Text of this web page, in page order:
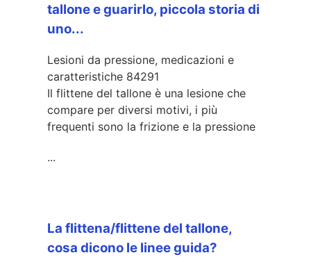
tallone e guarirlo, piccola storia di
uno...
Lesioni da pressione, medicazioni e
caratteristiche 84291
Il flittene del tallone è una lesione che
compare per diversi motivi, i più
frequenti sono la frizione e la pressione
...
La flittena/flittene del tallone,
cosa dicono le linee guida?